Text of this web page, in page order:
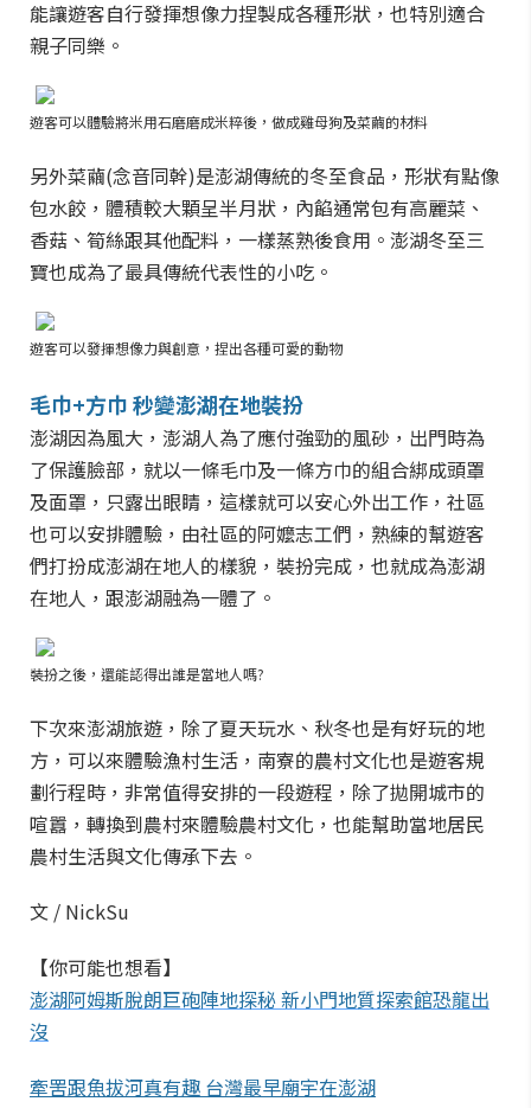
能讓遊客自行發揮想像力捏製成各種形狀，也特別適合
親子同樂。
遊客可以體驗將米用石磨磨成米粹後，做成雞母狗及菜繭的材料
另外菜繭(念音同幹)是澎湖傳統的冬至食品，形狀有點像
包水餃，體積較大顆呈半月狀，內餡通常包有高麗菜、
香菇、筍絲跟其他配料，一樣蒸熟後食用。澎湖冬至三
寶也成為了最具傳統代表性的小吃。
遊客可以發揮想像力與創意，捏出各種可愛的動物
毛巾+方巾 秒變澎湖在地裝扮
澎湖因為風大，澎湖人為了應付強勁的風砂，出門時為
了保護臉部，就以一條毛巾及一條方巾的組合綁成頭罩
及面罩，只露出眼睛，這樣就可以安心外出工作，社區
也可以安排體驗，由社區的阿嬤志工們，熟練的幫遊客
們打扮成澎湖在地人的樣貌，裝扮完成，也就成為澎湖
在地人，跟澎湖融為一體了。
裝扮之後，還能認得出誰是當地人嗎?
下次來澎湖旅遊，除了夏天玩水、秋冬也是有好玩的地
方，可以來體驗漁村生活，南寮的農村文化也是遊客規
劃行程時，非常值得安排的一段遊程，除了拋開城市的
喧囂，轉換到農村來體驗農村文化，也能幫助當地居民
農村生活與文化傳承下去。
文 / NickSu
【你可能也想看】
澎湖阿姆斯脫朗巨砲陣地探秘 新小門地質探索館恐龍出
沒
牽罟跟魚拔河真有趣 台灣最早廟宇在澎湖